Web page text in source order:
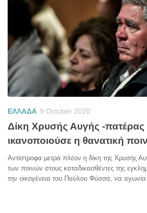
ΕΛΛΑΔΑ 9 October 2020
Δίκη Χρυσής Αυγής -
ικανοποιούσε η θανατική
Αντίστροφα μετρά πλέον η δίκη της Χρυσής
των ποινών στους καταδικασθέντες της
την οικογένεια του Παύλου Φύσσα, να αγωνία